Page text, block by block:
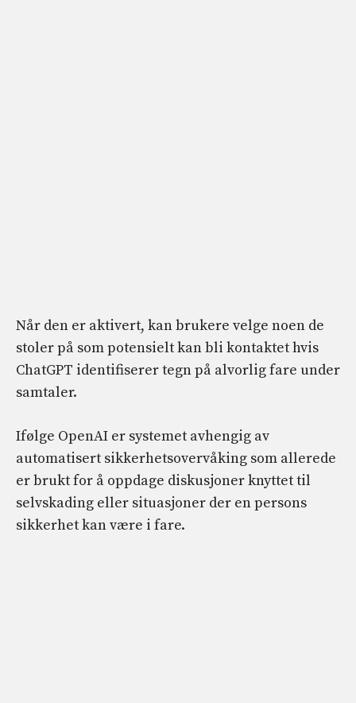
Når den er aktivert, kan brukere velge noen de
stoler på som potensielt kan bli kontaktet hvis
ChatGPT identifiserer tegn på alvorlig fare under
samtaler.
Ifølge OpenAI er systemet avhengig av
automatisert sikkerhetsovervåking som allerede
er brukt for å oppdage diskusjoner knyttet til
selvskading eller situasjoner der en persons
sikkerhet kan være i fare.